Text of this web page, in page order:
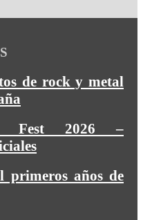
de rock y metal
Fest 2026 –
primeros años de